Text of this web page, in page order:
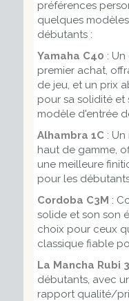
préférences
quelques
débutants :
Yamaha C40 :
premier achat,
de jeu, et un prix
pour sa solidité et
modèle d'entrée
Alhambra 1C: Un
haut de gamme,
une meilleure
pour les
Cordoba C3M :
solide et son son
choix pour ceux
classique fiable
La Mancha Rubi 3
débutants, avec
rapport qualité/